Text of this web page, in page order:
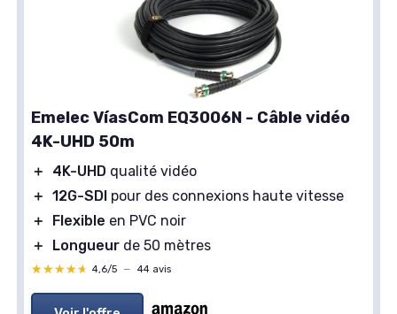
Emelec VíasCom EQ3006N - Câble vidéo
4K-UHD 50m
＋ 4K-UHD qualité vidéo
＋ 12G-SDI pour des connexions haute vitesse
＋
Flexible en PVC noir
＋
Longueur de 50 mètres
★★★★★
★★★★★ 4,6/5 — 44 avis